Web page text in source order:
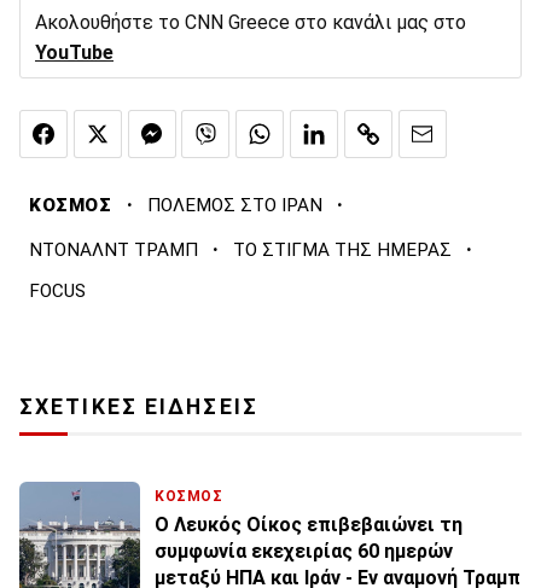
Ακολουθήστε το CNN Greece στο κανάλι μας στο
YouTube
ΚΟΣΜΟΣ · ΠΟΛΕΜΟΣ ΣΤΟ ΙΡΑΝ ·
ΝΤΟΝΑΛΝΤ ΤΡΑΜΠ · ΤΟ ΣΤΙΓΜΑ ΤΗΣ ΗΜΕΡΑΣ ·
FOCUS
ΣΧΕΤΙΚΕΣ ΕΙΔΗΣΕΙΣ
ΚΟΣΜΟΣ
Ο Λευκός Οίκος επιβεβαιώνει τη
συμφωνία εκεχειρίας 60 ημερών
μεταξύ ΗΠΑ και Ιράν - Εν αναμονή Τραμπ